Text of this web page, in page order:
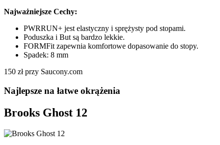
Najważniejsze Cechy:
PWRRUN+ jest elastyczny i sprężysty pod stopami.
Poduszka i But są bardzo lekkie.
FORMFit zapewnia komfortowe dopasowanie do stopy.
Spadek: 8 mm
150 zł przy Saucony.com
Najlepsze na łatwe okrążenia
Brooks Ghost 12